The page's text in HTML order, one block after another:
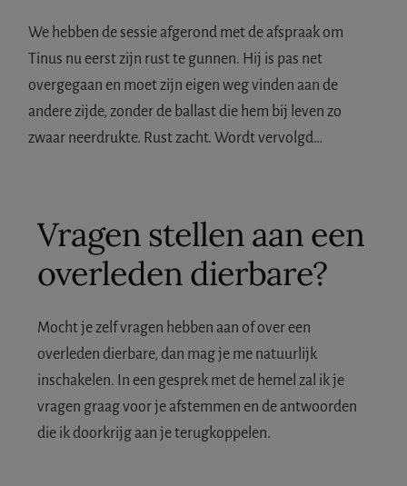
We hebben de sessie afgerond met de afspraak om
Tinus nu eerst zijn rust te gunnen. Hij is pas net
overgegaan en moet zijn eigen weg vinden aan de
andere zijde, zonder de ballast die hem bij leven zo
zwaar neerdrukte. Rust zacht. Wordt vervolgd…
Vragen stellen aan een
overleden dierbare?
Mocht je zelf vragen hebben aan of over een
overleden dierbare, dan mag je me natuurlijk
inschakelen. In een gesprek met de hemel zal ik je
vragen graag voor je afstemmen en de antwoorden
die ik doorkrijg aan je terugkoppelen.